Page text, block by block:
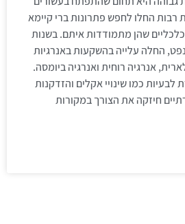
רבות החלו לחפש פתרונות ברי קיימא
שהן מתמודדות איתם. בשנות
החלה עלייה בהשקעות באנרגיות
אנרגיה רוחית ואנרגיה ביומסה.
לבעיות כמו שינויי אקלים והזדקנות
חיזקה את הצורך במקורות